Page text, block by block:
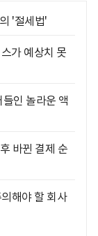
'절세법'
가 예상치 못
인 놀라운 액
바뀐 결제 순
해야 할 회사